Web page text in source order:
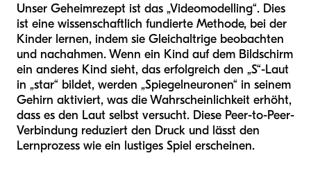
Unser Geheimrezept ist das „Videomodelling“. Dies
ist eine wissenschaftlich fundierte Methode, bei der
Kinder lernen, indem sie Gleichaltrige beobachten
und nachahmen. Wenn ein Kind auf dem Bildschirm
ein anderes Kind sieht, das erfolgreich den „S“-Laut
in „star“ bildet, werden „Spiegelneuronen“ in seinem
Gehirn aktiviert, was die Wahrscheinlichkeit erhöht,
dass es den Laut selbst versucht. Diese Peer-to-Peer-
Verbindung reduziert den Druck und lässt den
Lernprozess wie ein lustiges Spiel erscheinen.